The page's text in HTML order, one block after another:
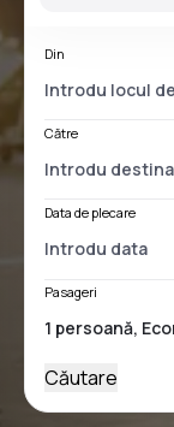
Din
Către
Data de plecare
Pasageri
Căutare